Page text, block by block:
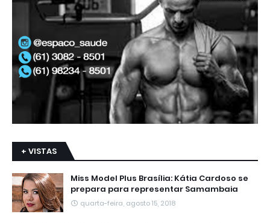
+ VISTAS
Miss Model Plus Brasília: Kátia Cardoso se
prepara para representar Samambaia
quarta-feira, agosto 15, 2018